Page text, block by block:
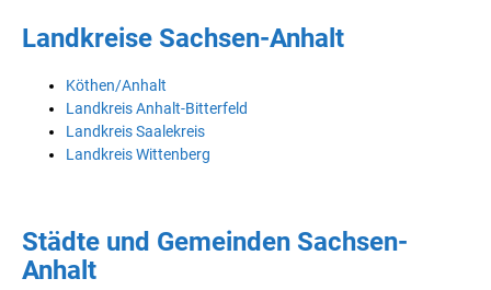
Landkreise Sachsen-Anhalt
Köthen/Anhalt
Landkreis Anhalt-Bitterfeld
Landkreis Saalekreis
Landkreis Wittenberg
Städte und Gemeinden Sachsen-
Anhalt